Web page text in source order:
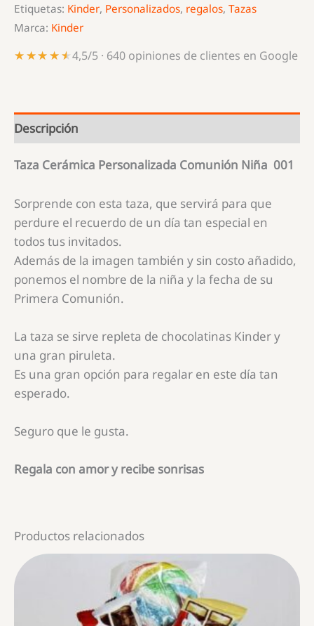
Etiquetas: Kinder, Personalizados, regalos, Tazas
Marca: Kinder
★★★★★
★★★★★4,5/5 · 640 opiniones de clientes en Google
Descripción
Taza Cerámica Personalizada Comunión Niña 001
Sorprende con esta taza, que servirá para que
perdure el recuerdo de un día tan especial en
todos tus invitados.
Además de la imagen también y sin costo añadido,
ponemos el nombre de la niña y la fecha de su
Primera Comunión.
La taza se sirve repleta de chocolatinas Kinder y
una gran piruleta.
Es una gran opción para regalar en este día tan
esperado.
Seguro que le gusta.
Regala con amor y recibe sonrisas
Productos relacionados